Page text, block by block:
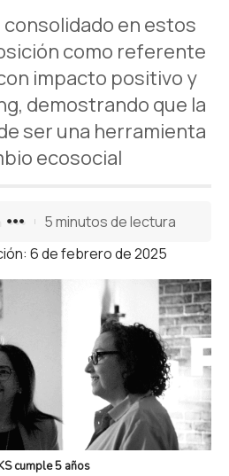
consolidado en estos
como referente
impacto positivo y
demostrando que la
ser una herramienta
ecosocial
6 de febrero de 2025
5 minutos de lectura
cumple 5 años